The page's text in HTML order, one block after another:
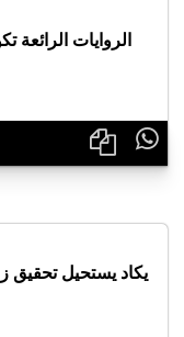
الروايات الرائعة

يكاد يستحيل تحقيق